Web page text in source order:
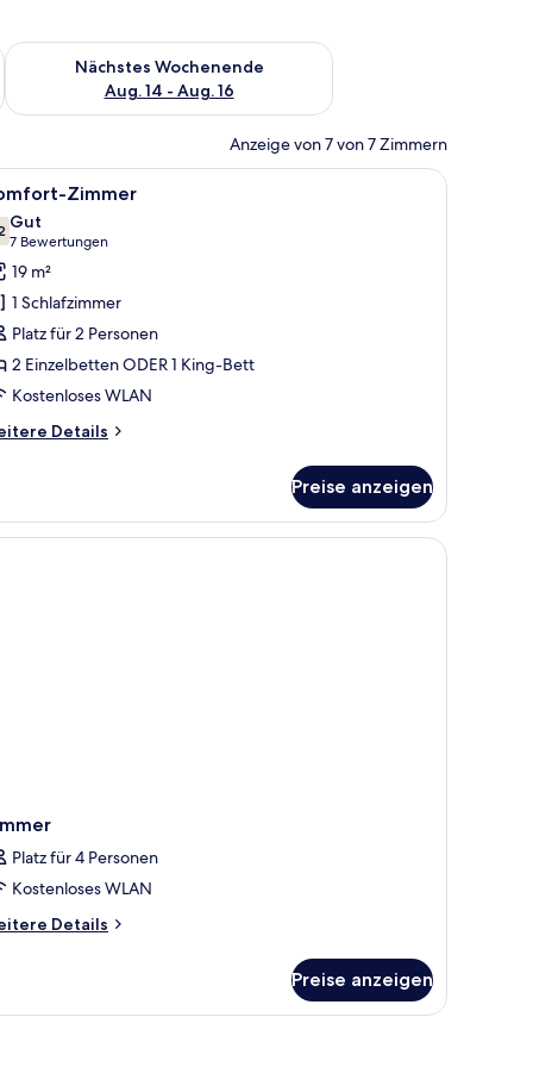
Aug. 7 - Aug. 9.
Nächstes Wochenende
Aug. 14 - Aug. 16
Überprüfe die Verfügbarkeit für nächstes Wochenende, Aug.
Anzeige von 7 von 7 Zimmern
Nachttisch, einer Lampe und zwei Weingläsern auf einem Tisch.
Ein Hotelzimmer mit Bett, Schreibtisch mit
7 Zimmer
von 10
Gut
7 Bewertungen
(7
Bewertungen)
19 m²
1 Schlafzimmer
Platz für 2 Personen
2 Einzelbetten ODER 1 King-Bett
Kostenloses WLAN
Details
Preise anzeigen
und einem Fenster mit Vorhängen.
Platz für 4 Personen
Kostenloses WLAN
Details
Preise anzeigen